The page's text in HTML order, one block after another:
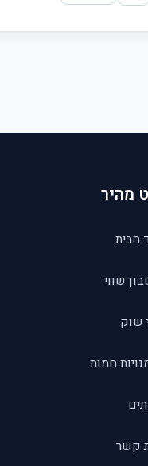
מהיר
הבית
שווי
שוק
חמות
קשר